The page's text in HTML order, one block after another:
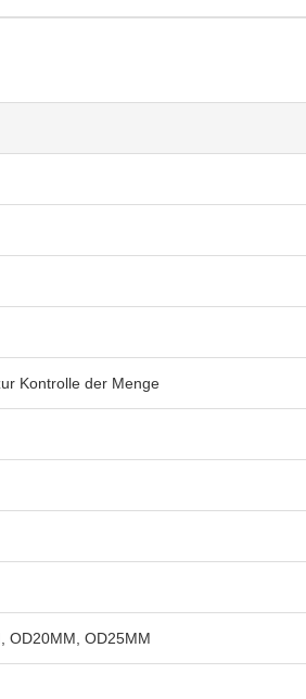
Kontrolle der Menge
OD20MM, OD25MM